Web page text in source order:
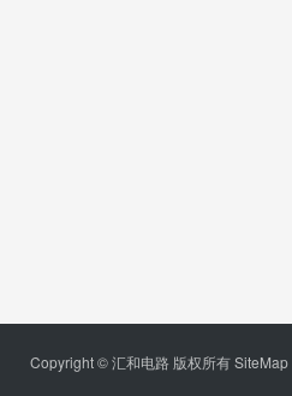
Copyright © 汇和电路 版权所有SiteMap